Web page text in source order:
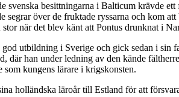
svenska besittningarna i Balticum krävde
segrar över de fruktade ryssarna och kom
när det blev känt att Pontus drunknat i
utbildning i Sverige och gick sedan i
där han under ledning av den kände
kungens lärare i krigskonsten.
holländska läroår till Estland för att